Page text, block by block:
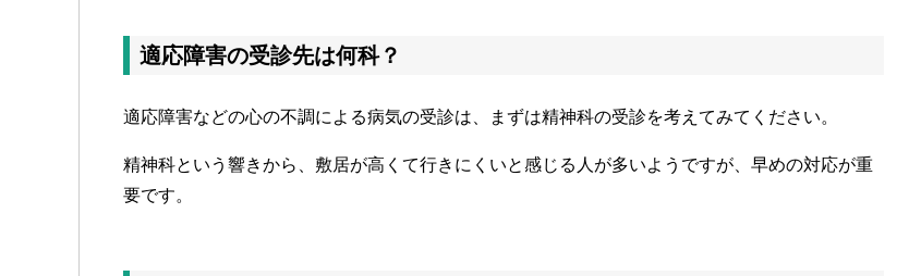
適応障害の受診先は何科？
適応障害などの心の不調による病気の受診は、まずは精神科の受診を考えてみてください。
精神科という響きから、敷居が高くて行きにくいと感じる人が多いようですが、早めの対応が重
要です。